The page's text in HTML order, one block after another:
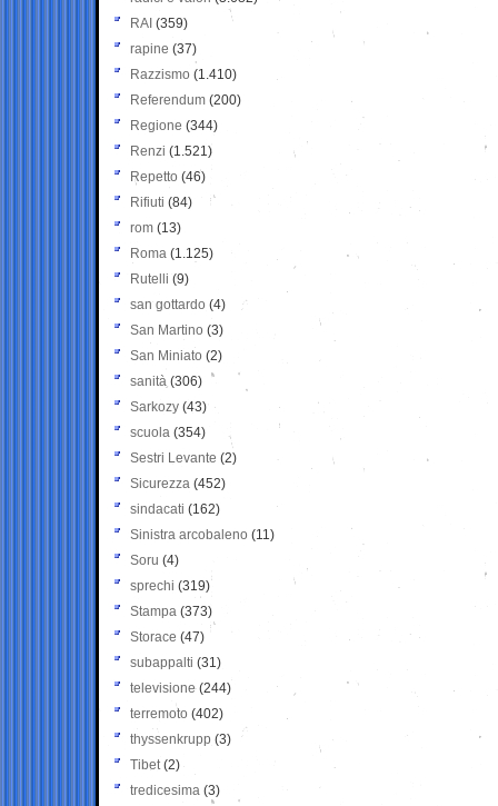
RAI (359)
rapine (37)
Razzismo (1.410)
Referendum (200)
Regione (344)
Renzi (1.521)
Repetto (46)
Rifiuti (84)
rom (13)
Roma (1.125)
Rutelli (9)
san gottardo (4)
San Martino (3)
San Miniato (2)
sanità (306)
Sarkozy (43)
scuola (354)
Sestri Levante (2)
Sicurezza (452)
sindacati (162)
Sinistra arcobaleno (11)
Soru (4)
sprechi (319)
Stampa (373)
Storace (47)
subappalti (31)
televisione(244)
terremoto (402)
thyssenkrupp (3)
Tibet(2)
tredicesima (3)